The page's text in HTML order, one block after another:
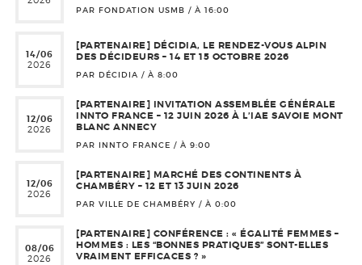
PAR FONDATION USMB / À 16:00
14/06
2026
[PARTENAIRE] DÉCIDIA, LE RENDEZ-VOUS ALPIN
DES DÉCIDEURS – 14 ET 15 OCTOBRE 2026
PAR DÉCIDIA / À 8:00
12/06
2026
[PARTENAIRE] INVITATION ASSEMBLÉE GÉNÉRALE
INNTO FRANCE – 12 JUIN 2026 À L’IAE SAVOIE MONT
BLANC ANNECY
PAR INNTO FRANCE / À 9:00
12/06
2026
[PARTENAIRE] MARCHÉ DES CONTINENTS À
CHAMBÉRY – 12 ET 13 JUIN 2026
PAR VILLE DE CHAMBÉRY / À 0:00
08/06
2026
[PARTENAIRE] CONFÉRENCE : « ÉGALITÉ FEMMES –
HOMMES : LES “BONNES PRATIQUES” SONT-ELLES
VRAIMENT EFFICACES ? »